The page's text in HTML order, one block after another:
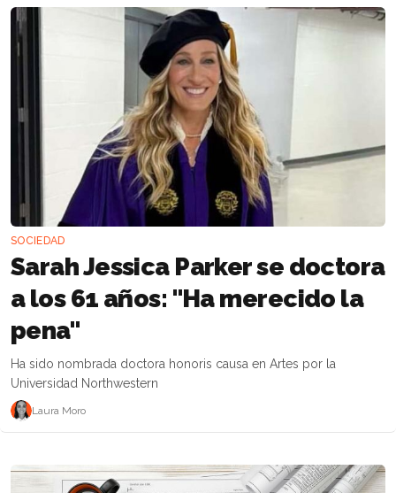
SOCIEDAD
Sarah Jessica Parker se doctora
a los 61 años: "Ha merecido la
pena"
Ha sido nombrada doctora honoris causa en Artes por la
Universidad Northwestern
Laura Moro